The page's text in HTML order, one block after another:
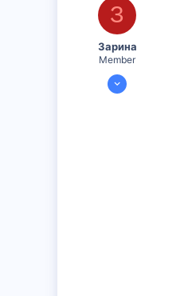
З
Зарина
Member
16 Июл 2024